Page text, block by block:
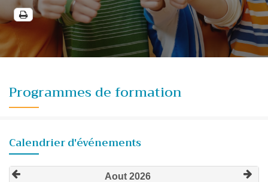
Programmes de formation
Calendrier d'événements
Aout 2026